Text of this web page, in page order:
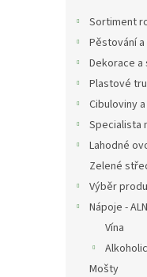
Sortiment
Pěstování
Dekorace a
Plastové
Cibuloviny
Specialista
Lahodné
Zelené
Výběr
Nápoje -
Vína
Mošty